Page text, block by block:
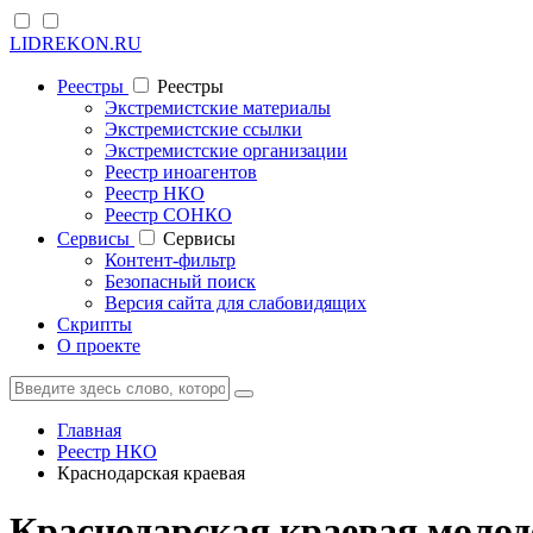
LIDREKON.RU
Реестры
Реестры
Экстремистские материалы
Экстремистские ссылки
Экстремистские организации
Реестр иноагентов
Реестр НКО
Реестр СОНКО
Cервисы
Cервисы
Контент-фильтр
Безопасный поиск
Версия сайта для слабовидящих
Скрипты
О проекте
Главная
Реестр НКО
Краснодарская краевая